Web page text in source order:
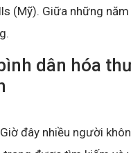
(Mỹ). Giữa những
dân hóa
đây nhiều người